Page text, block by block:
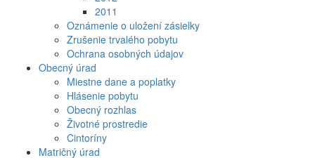
2011
Oznámenie o uložení zásielky
Zrušenie trvalého pobytu
Ochrana osobných údajov
Obecný úrad
Miestne dane a poplatky
Hlásenie pobytu
Obecný rozhlas
Životné prostredie
Cintoríny
Matričný úrad